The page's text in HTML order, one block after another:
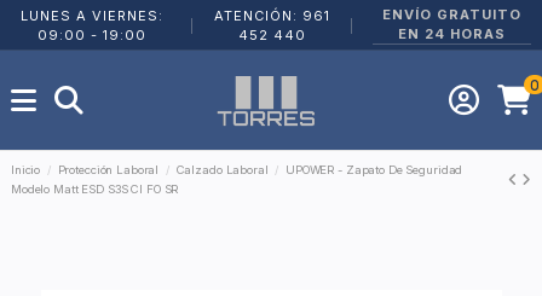
LUNES A VIERNES:
09:00 - 19:00
ATENCIÓN: 961
452 440
ENVÍO GRATUITO
EN 24 HORAS
0
Inicio Protección Laboral Calzado Laboral
UPOWER - Zapato De Seguridad
Modelo Matt ESD S3S CI FO SR